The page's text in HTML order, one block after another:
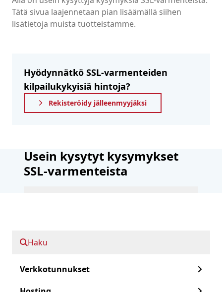
Verkkotunnukset
Haku
Tätä sivua laajennetaan pian lisäämällä siihen
lisätietoja muista tuotteistamme.
Hyödynnätkö SSL-varmenteiden
kilpailukykyisiä hintoja?
Rekisteröidy jälleenmyyjäksi
Usein kysytyt kysymykset
SSL-varmenteista
varmenteen ilmaisesta
sähköpostiosoitteesta?